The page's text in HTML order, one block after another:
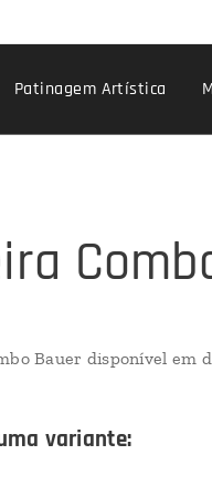
Patinagem Artística
Bauer disponível em
variante: